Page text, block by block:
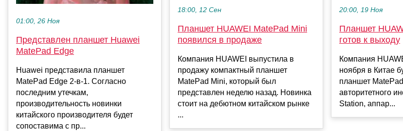
01:00, 26 Ноя
Представлен планшет Huawei
MatePad Edge
Huawei представила планшет
MatePad Edge 2-в-1. Согласно
последним утечкам,
производительность новинки
китайского производителя будет
сопоставима с пр...
18:00, 12 Сен
Планшет HUAWEI MatePad Mini
появился в продаже
Компания HUAWEI выпустила в
продажу компактный планшет
MatePad Mini, который был
представлен неделю назад. Новинка
стоит на дебютном китайском рынке
...
20:00, 19 Ноя
Планшет
готов к выходу
Компания
ноября в Китае
планшет
авторитетного
Station, аппар...